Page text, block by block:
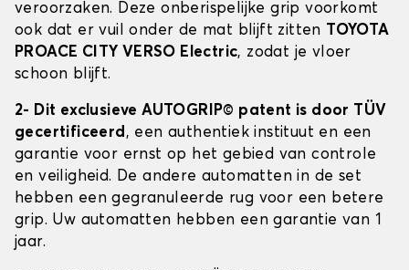
veroorzaken. Deze onberispelijke grip voorkomt
ook dat er vuil onder de mat blijft zitten
TOYOTA
PROACE CITY VERSO Electric, zodat je vloer
schoon blijft.
2- Dit exclusieve AUTOGRIP© patent is door TÜV
gecertificeerd, een authentiek instituut en een
garantie voor ernst op het gebied van controle
en veiligheid. De andere automatten in de set
hebben een gegranuleerde rug voor een betere
grip. Uw automatten hebben een garantie van 1
jaar.